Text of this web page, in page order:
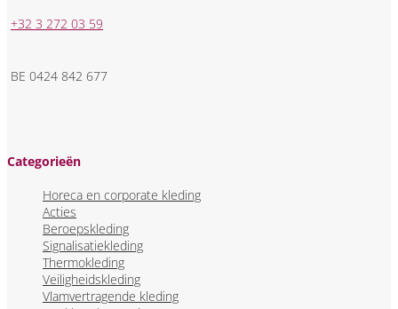
+32 3 272 03 59
BE 0424 842 677
Categorieën
Horeca en corporate kleding
Acties
Beroepskleding
Signalisatiekleding
Thermokleding
Veiligheidskleding
Vlamvertragende kleding